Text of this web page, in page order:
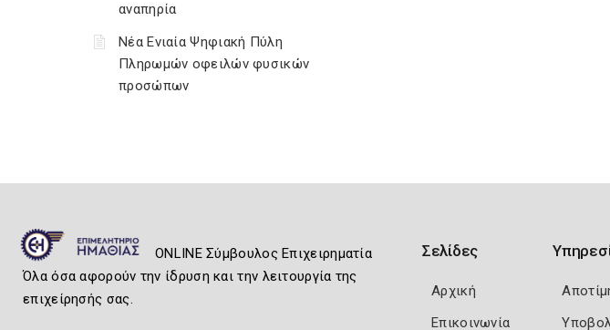
αναπηρία
Νέα Ενιαία Ψηφιακή Πύλη
Πληρωμών οφειλών φυσικών
προσώπων
ONLINE Σύμβουλος Επιχειρηματία
Όλα όσα αφορούν την ίδρυση και την λειτουργία της
επιχείρησής σας.
Σελίδες
Αρχική
Επικοινωνία